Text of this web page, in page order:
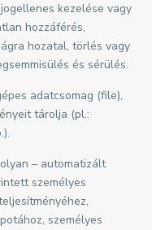
kezelése vagy
hozzáférés,
hozatal, törlés vagy
és sérülés.
adatcsomag (file),
tárolja (pl.:
– automatizált
személyes
személyes